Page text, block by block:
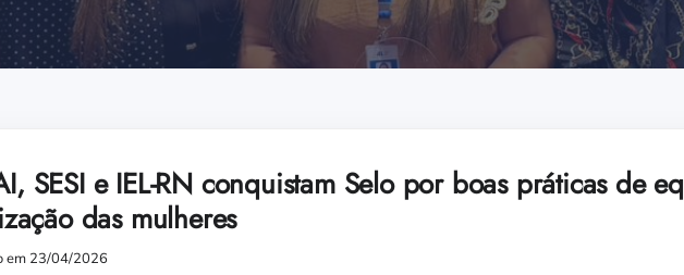
SESI e IEL-RN conquistam Selo por boas práticas de
das mulheres
em 23/04/2026